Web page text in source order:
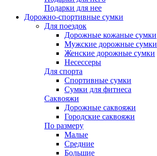
Подарки для нее
Дорожно-спортивные сумки
Для поездок
Дорожные кожаные сумки
Мужские дорожные сумки
Женские дорожные сумки
Несессеры
Для спорта
Спортивные сумки
Сумки для фитнеса
Саквояжи
Дорожные саквояжи
Городские саквояжи
По размеру
Малые
Средние
Большие